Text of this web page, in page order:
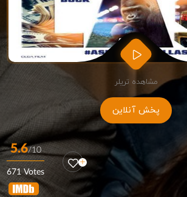
مشاهده تریلر
پخش آنلاین
5.6/10
671 Votes